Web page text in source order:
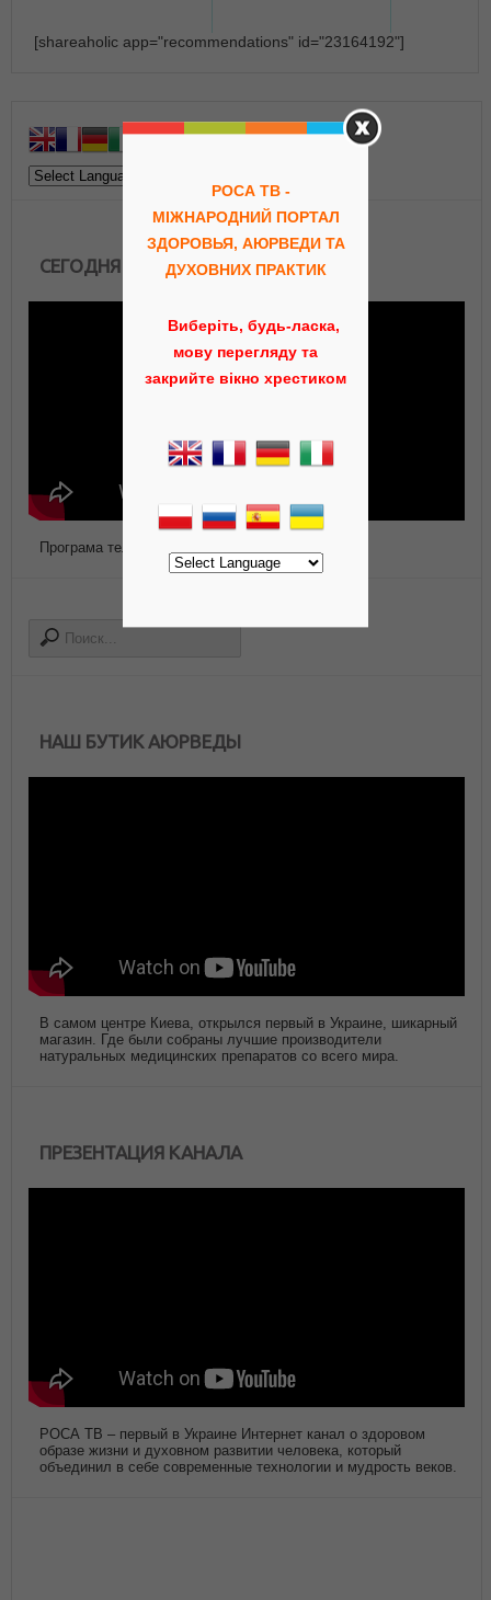
[shareaholic app="recommendations" id="23164192"]
СЕГОДНЯ В ЭФИРЕ
Програма телепередач Роса ТВ
НАШ БУТИК АЮРВЕДЫ
В самом центре Киева, открылся первый в Украине, шикарный
магазин. Где были собраны лучшие производители
натуральных медицинских препаратов со всего мира.
ПРЕЗЕНТАЦИЯ КАНАЛА
РОСА ТВ – первый в Украине Интернет канал о здоровом
образе жизни и духовном развитии человека, который
объединил в себе современные технологии и мудрость веков.
РОСА ТВ -
МІЖНАРОДНИЙ ПОРТАЛ
ЗДОРОВЬЯ, АЮРВЕДИ ТА
ДУХОВНИХ ПРАКТИК
Виберіть, будь-ласка,
мову перегляду та
закрийте вікно хрестиком